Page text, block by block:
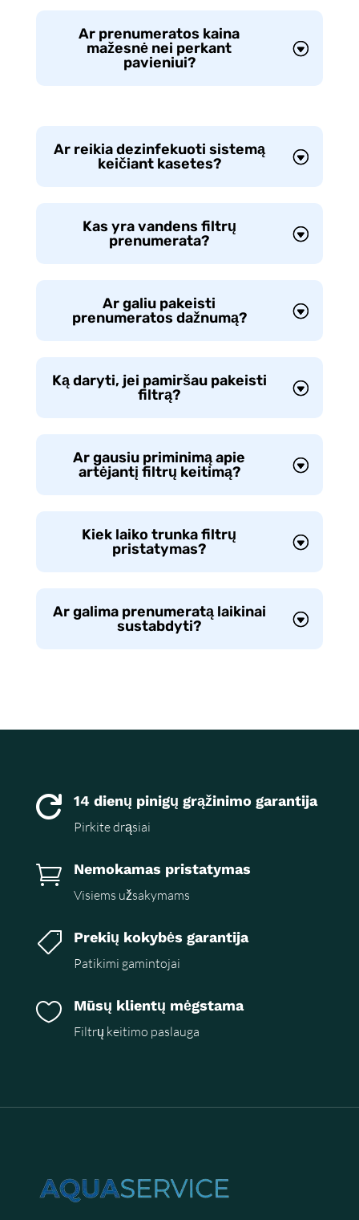
Ar prenumeratos kaina
mažesnė nei perkant
pavieniui?
Ar reikia dezinfekuoti sistemą
keičiant kasetes?
Kas yra vandens filtrų
prenumerata?
Ar galiu pakeisti
prenumeratos dažnumą?
Ką daryti, jei pamiršau pakeisti
filtrą?
Ar gausiu priminimą apie
artėjantį filtrų keitimą?
Kiek laiko trunka filtrų
pristatymas?
Ar galima prenumeratą laikinai
sustabdyti?
 14 dienų pinigų grąžinimo garantija
Pirkite drąsiai
 Nemokamas pristatymas
Visiems užsakymams
 Prekių kokybės garantija
Patikimi gamintojai
 Mūsų klientų mėgstama
Filtrų keitimo paslauga